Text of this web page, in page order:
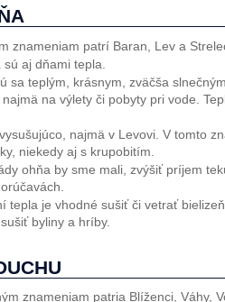
znameniam patrí Baran, Lev a
sú aj dňami tepla.
sa teplým, krásnym, zväčša
na výlety či pobyty pri vode.
najmä v Levovi. V tomto
niekedy aj s krupobitím.
ohňa by sme mali, zvýšiť príjem
tepla je vhodné sušiť či vetrať
byliny a hríby.
znameniam patria Blíženci, Váhy,